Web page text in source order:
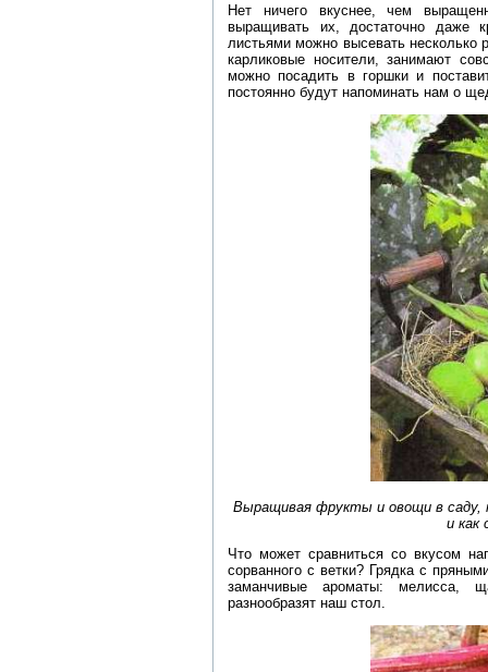
Нет ничего вкуснее, чем
выращивать их, достаточно даже
листьями можно высевать несколько
карликовые носители, занимают
можно посадить в горшки и
постоянно будут напоминать нам о
Выращивая фрукты и овощи в саду,
и как
Что может сравниться со вкусом
сорванного с ветки? Грядка с
заманчивые ароматы: мелисса,
разнообразят наш стол.